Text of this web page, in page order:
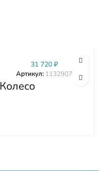
Колесо
направляющее
Артикул: 1132907
31 720₽